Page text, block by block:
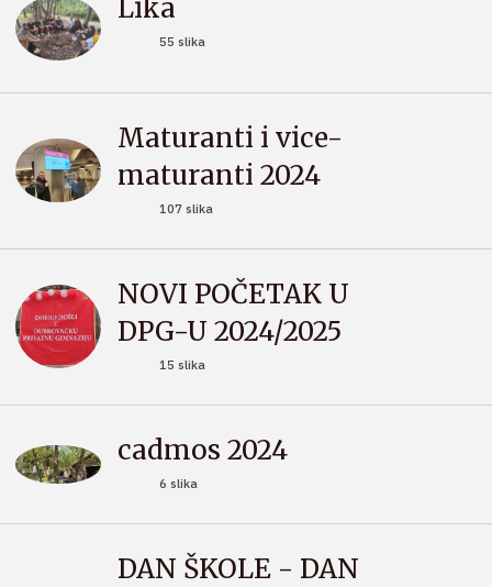
Lika
55 slika
Maturanti i vice-
maturanti 2024
107 slika
NOVI POČETAK U
DPG-U 2024/2025
15 slika
cadmos 2024
6 slika
DAN ŠKOLE - DAN